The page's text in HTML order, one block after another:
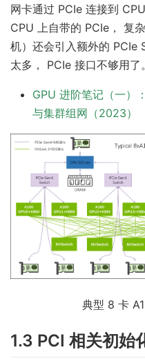
网卡通过 PCIe 连接到
CPU 上自带的 PCIe， 复
机）还会引入额外的 PCIe
太多， PCIe 接口不够用了
GPU 进阶笔记（一）
与集群组网（2023）
典型 8 卡
1.3 PCI 相关初始